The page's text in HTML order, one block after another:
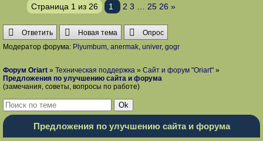
Страница 1 из 26 1 2 3 25 26 »
Ответить Новая тема
Опрос
Модератор форума: Plyumbum, anermak, univer, gogr
Форум Oriart » Техническая поддержка » Сайт и форум "Oriart" »
Предложения по улучшению сайта и форума
(замечания, советы, вопросы по работе)
Предложения по улучшению сайта и форума